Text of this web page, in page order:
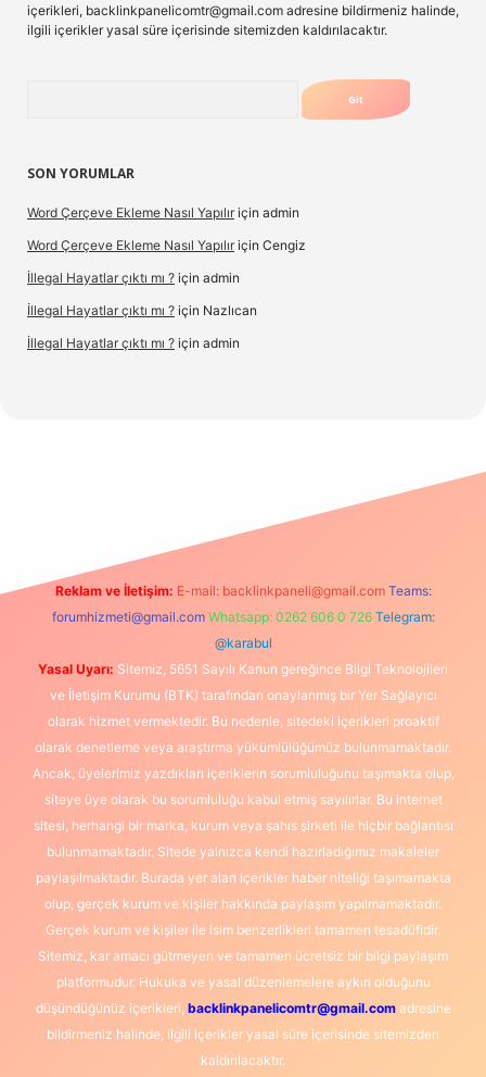
içerikleri, backlinkpanelicomtr@gmail.com adresine bildirmeniz halinde,
ilgili içerikler yasal süre içerisinde sitemizden kaldırılacaktır.
SON YORUMLAR
Word Çerçeve Ekleme Nasıl Yapılır için admin
Word Çerçeve Ekleme Nasıl Yapılır için Cengiz
İllegal Hayatlar çıktı mı ? için admin
İllegal Hayatlar çıktı mı ? için Nazlıcan
İllegal Hayatlar çıktı mı ? için admin
Reklam ve İletişim: E-mail: backlinkpaneli@gmail.com Teams:
forumhizmeti@gmail.com Whatsapp: 0262 606 0 726 Telegram:
@karabul
Yasal Uyarı: Sitemiz, 5651 Sayılı Kanun gereğince Bilgi Teknolojileri
ve İletişim Kurumu (BTK) tarafından onaylanmış bir Yer Sağlayıcı
olarak hizmet vermektedir. Bu nedenle, sitedeki içerikleri proaktif
olarak denetleme veya araştırma yükümlülüğümüz bulunmamaktadır.
Ancak, üyelerimiz yazdıkları içeriklerin sorumluluğunu taşımakta olup,
siteye üye olarak bu sorumluluğu kabul etmiş sayılırlar. Bu internet
sitesi, herhangi bir marka, kurum veya şahıs şirketi ile hiçbir bağlantısı
bulunmamaktadır. Sitede yalnızca kendi hazırladığımız makaleler
paylaşılmaktadır. Burada yer alan içerikler haber niteliği taşımamakta
olup, gerçek kurum ve kişiler hakkında paylaşım yapılmamaktadır.
Gerçek kurum ve kişiler ile isim benzerlikleri tamamen tesadüfidir.
Sitemiz, kar amacı gütmeyen ve tamamen ücretsiz bir bilgi paylaşım
platformudur. Hukuka ve yasal düzenlemelere aykırı olduğunu
düşündüğünüz içerikleri, backlinkpanelicomtr@gmail.comadresine
bildirmeniz halinde, ilgili içerikler yasal süre içerisinde sitemizden
kaldırılacaktır.